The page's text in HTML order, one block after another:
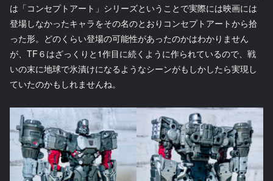
は「コンセプトアート」シリーズということで実際には映画には
登場しなかったキャラをその名のとおりコンセプトアートから拾
った形。どのくらい登場の可能性があったのかはわかりません
が、TF６はざっくりと1作目に続くように作られているので、戦
いの末に地球で氷漬けになるようなシーンがもしかしたら実現し
ていたのかもしれませんね。